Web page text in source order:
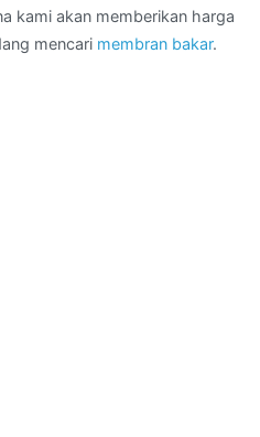
kami akan memberikan harga
mencari membran bakar.